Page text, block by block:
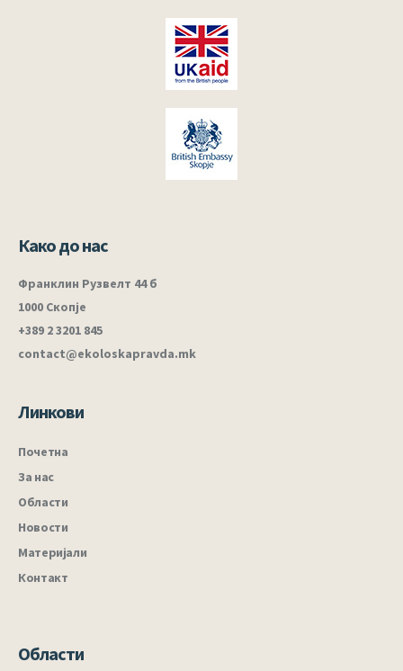
Како до нас
Франклин Рузвелт 44 б
1000 Скопје
+389 2 3201 845
contact@ekoloskapravda.mk
Линкови
Почетна
За нас
Области
Новости
Материјали
Контакт
Области